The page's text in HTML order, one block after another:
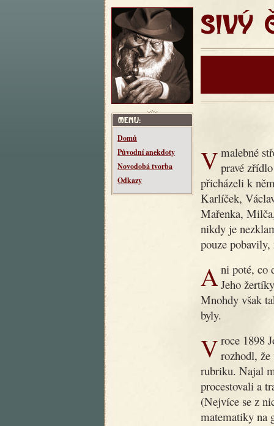
SIVÝ
Domů
Původní anekdoty
Novodobá tvorba
Odkazy
V malebné středočeské vesnici Makotřasy žil kdysi dědeček, pravé
přicházeli k
Karlíček,
Mařenka,
nikdy je
pouze
Ani poté, co dobrý dědoušek zemřel, nezapomnělo se na něj.Jeho
Mnohdy však
byly.
V roce 1898 Jos. R. Vilímek, slovutný český nakladatel, rozhodl,
rubriku. Najal
procestovali a
(Nejvíce se z
matematiky na